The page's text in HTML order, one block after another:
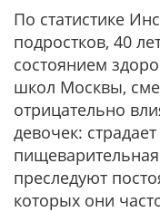
По статистике
подростков, 40
состоянием
школ Москвы,
отрицательно
девочек:
преследуют
которых они